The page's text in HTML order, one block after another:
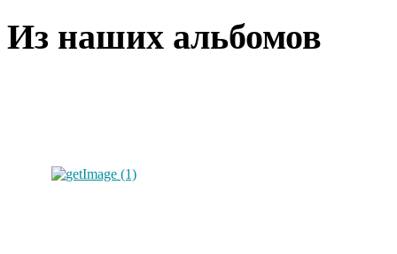
Из наших альбомов